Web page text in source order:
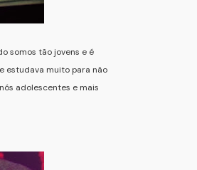
somos tão jovens e é
estudava muito para não
adolescentes e mais